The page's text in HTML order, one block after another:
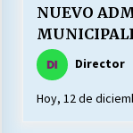
NUEVO
Director
Hoy, 12 de